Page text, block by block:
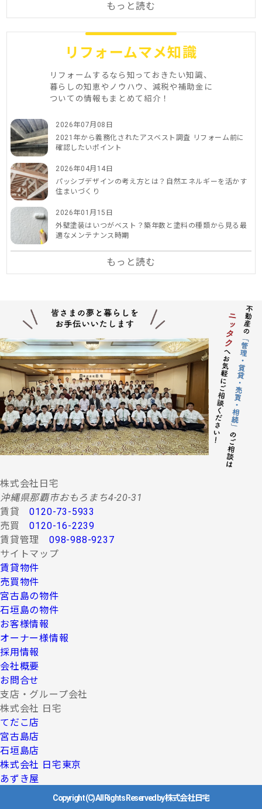
もっと読む
リフォームマメ知識
リフォームするなら知っておきたい知識、
暮らしの知恵やノウハウ、減税や補助金に
ついての情報もまとめて紹介！
2026年07月08日
2021年から義務化されたアスベスト調査 リフォーム前に
確認したいポイント
2026年04月14日
パッシブデザインの考え方とは？自然エネルギーを活かす
住まいづくり
2026年01月15日
外壁塗装はいつがベスト？築年数と塗料の種類から見る最
適なメンテナンス時期
もっと読む
株式会社日宅
沖縄県那覇市おもろまち4-20-31
賃貸0120-73-5933
売買0120-16-2239
賃貸管理 098-988-9237
サイトマップ
賃貸物件
売買物件
宮古島の物件
石垣島の物件
お客様情報
オーナー様情報
採用情報
会社概要
お問合せ
支店・グループ会社
株式会社 日宅
てだこ店
宮古島店
石垣島店
株式会社 日宅東京
あずき屋
Copyright (C) All Rights Reserved by 株式会社日宅